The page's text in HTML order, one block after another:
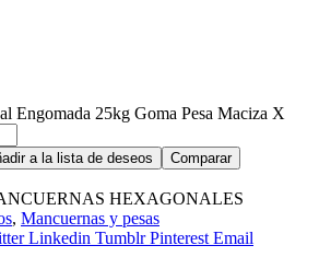
Engomada 25kg Goma Pesa Maciza X
a la lista de deseos Comparar
HEXAGONALES
, Mancuernas y pesas
Linkedin Tumblr Pinterest Email